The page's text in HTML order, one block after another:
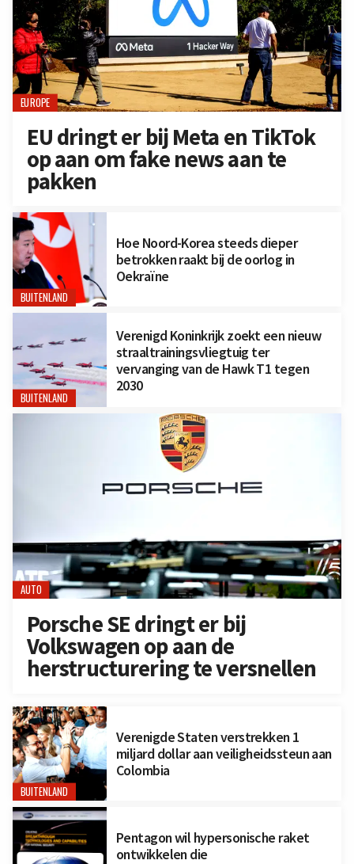
EUROPE
EU dringt er bij Meta en TikTok
op aan om fake news aan te
pakken
BUITENLAND
Hoe Noord-Korea steeds dieper
betrokken raakt bij de oorlog in
Oekraïne
BUITENLAND
Verenigd Koninkrijk zoekt een nieuw
straaltrainingsvliegtuig ter
vervanging van de Hawk T1 tegen
2030
AUTO
Porsche SE dringt er bij
Volkswagen op aan de
herstructurering te versnellen
BUITENLAND
Verenigde Staten verstrekken 1
miljard dollar aan veiligheidssteun aan
Colombia
Pentagon wil hypersonische raket
ontwikkelen die